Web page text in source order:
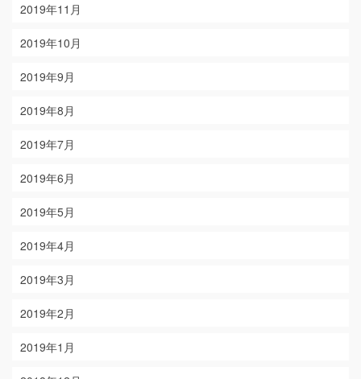
2019年11月
2019年10月
2019年9月
2019年8月
2019年7月
2019年6月
2019年5月
2019年4月
2019年3月
2019年2月
2019年1月